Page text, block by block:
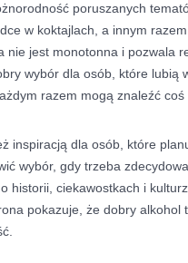
poruszanych
w koktajlach, a innym
nie jest monotonna i pozwala
wybór dla osób, które lubią
razem mogą znaleźć
inspiracją dla osób, które
wybór, gdy trzeba
historii, ciekawostkach i
pokazuje, że dobry alkohol